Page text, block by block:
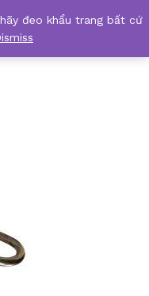
đeo khẩu trang bất cứ